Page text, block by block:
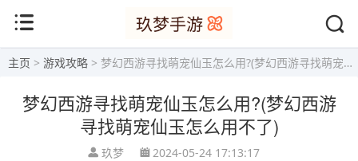
主页 > 游戏攻略 > 梦幻西游寻找萌宠仙玉怎么用?(梦幻西游寻找萌宠仙玉怎么用不了)
梦幻西游寻找萌宠仙玉怎么用?(梦幻西游
寻找萌宠仙玉怎么用不了)
玖梦 2024-05-24 17:13:17